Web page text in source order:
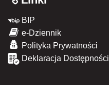
BIP
e-Dziennik
Polityka Prywatności
Deklaracja Dostępności